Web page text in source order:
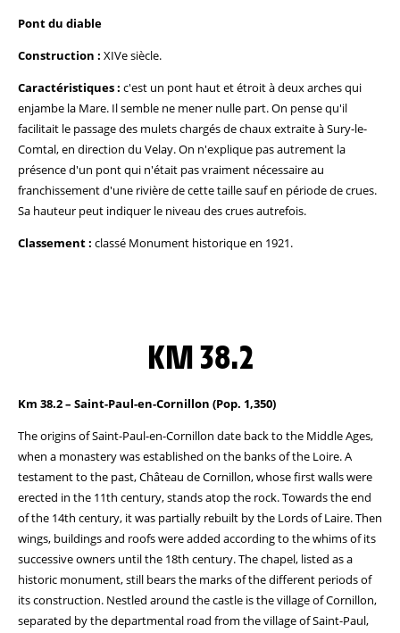
Pont du diable
Construction : XIVe siècle.
Caractéristiques : c'est un pont haut et étroit à deux arches qui
enjambe la Mare. Il semble ne mener nulle part. On pense qu'il
facilitait le passage des mulets chargés de chaux extraite à Sury-le-
Comtal, en direction du Velay. On n'explique pas autrement la
présence d'un pont qui n'était pas vraiment nécessaire au
franchissement d'une rivière de cette taille sauf en période de crues.
Sa hauteur peut indiquer le niveau des crues autrefois.
Classement : classé Monument historique en 1921.
KM 38.2
Km 38.2 – Saint-Paul-en-Cornillon (Pop. 1,350)
The origins of Saint-Paul-en-Cornillon date back to the Middle Ages,
when a monastery was established on the banks of the Loire. A
testament to the past, Château de Cornillon, whose first walls were
erected in the 11th century, stands atop the rock. Towards the end
of the 14th century, it was partially rebuilt by the Lords of Laire. Then
wings, buildings and roofs were added according to the whims of its
successive owners until the 18th century. The chapel, listed as a
historic monument, still bears the marks of the different periods of
its construction. Nestled around the castle is the village of Cornillon,
separated by the departmental road from the village of Saint-Paul,